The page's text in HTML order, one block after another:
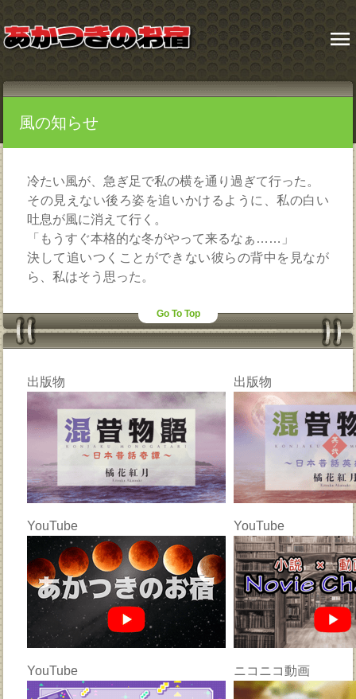
menu
風の知らせ
冷たい風が、急ぎ足で私の横を通り過ぎて行った。
その見えない後ろ姿を追いかけるように、私の白い
吐息が風に消えて行く。
「もうすぐ本格的な冬がやって来るなぁ……」
決して追いつくことができない彼らの背中を見なが
ら、私はそう思った。
Go To Top
出版物 出版物
YouTube YouTube
YouTube ニコニコ動画